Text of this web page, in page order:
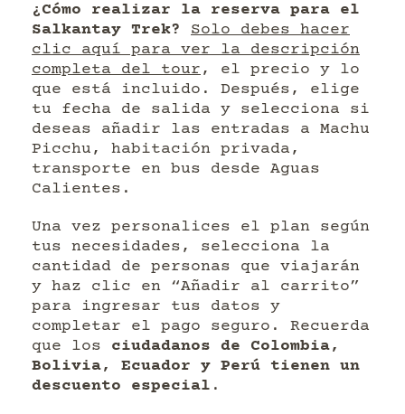
¿Cómo realizar la reserva para el
Salkantay Trek?
Solo debes hacer
clic aquí para ver la descripción
completa del tour, el precio y lo
que está incluido. Después, elige
tu fecha de salida y selecciona si
deseas añadir las entradas a Machu
Picchu, habitación privada,
transporte en bus desde Aguas
Calientes.
Una vez personalices el plan según
tus necesidades, selecciona la
cantidad de personas que viajarán
y haz clic en “Añadir al carrito”
para ingresar tus datos y
completar el pago seguro. Recuerda
que los ciudadanos de Colombia,
Bolivia, Ecuador y Perú tienen un
descuento especial .